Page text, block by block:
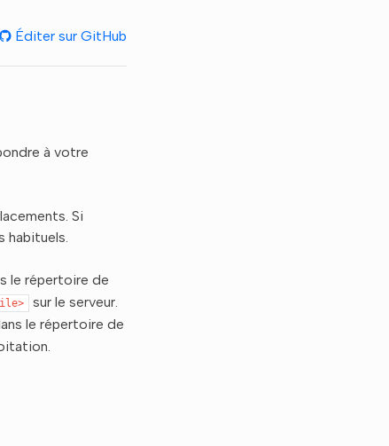
Éditer sur GitHub
à votre
Si
habituels.
le répertoire de
sur le serveur.
le répertoire de